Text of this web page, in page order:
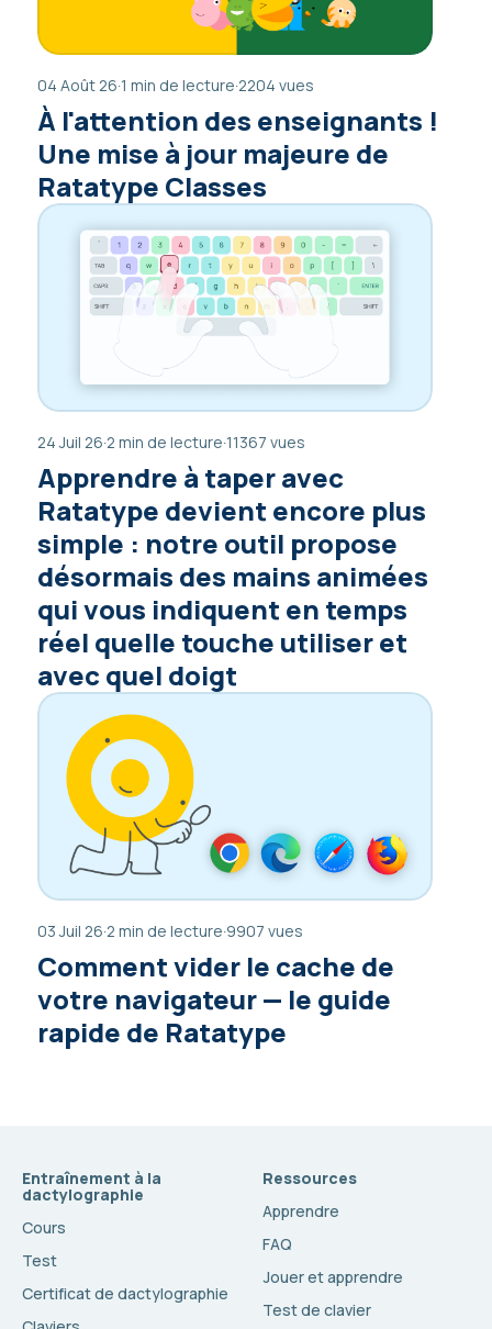
04 Août 26·1 min de lecture·2204 vues
À l'attention des enseignants !
Une mise à jour majeure de
Ratatype Classes
24 Juil 26·2 min de lecture·11367 vues
Apprendre à taper avec
Ratatype devient encore plus
simple : notre outil propose
désormais des mains animées
qui vous indiquent en temps
réel quelle touche utiliser et
avec quel doigt
03 Juil 26·2 min de lecture·9907 vues
Comment vider le cache de
votre navigateur — le guide
rapide de Ratatype
Entraînement à la
dactylographie
Cours
Test
Certificat de dactylographie
Ressources
Apprendre
FAQ
Jouer et apprendre
Test de clavier